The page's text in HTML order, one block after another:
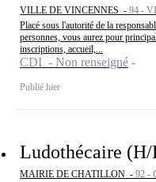
VILLE DE VINCENNES - 94 -
Placé sous l'autorité de la
personnes, vous aurez pour
inscriptions, accueil,...
CDI - Non renseigné
Publié hier
Ludothécaire (H/
MAIRIE DE CHATILLON - 92 -